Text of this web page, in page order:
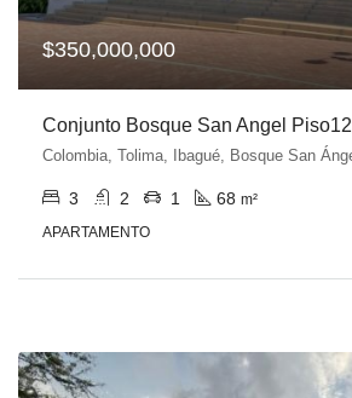
$350,000,000
Conjunto Bosque San Angel Piso12
3 2 1 68 m²
APARTAMENTO